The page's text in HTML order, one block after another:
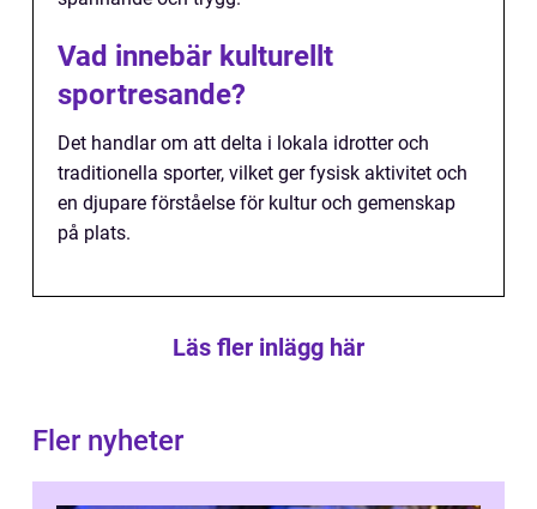
Vad innebär kulturellt
sportresande?
Det handlar om att delta i lokala idrotter och
traditionella sporter, vilket ger fysisk aktivitet och
en djupare förståelse för kultur och gemenskap
på plats.
Läs fler inlägg här
Fler nyheter